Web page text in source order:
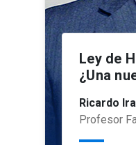
Ley de
¿Una
Ricardo
Profesor